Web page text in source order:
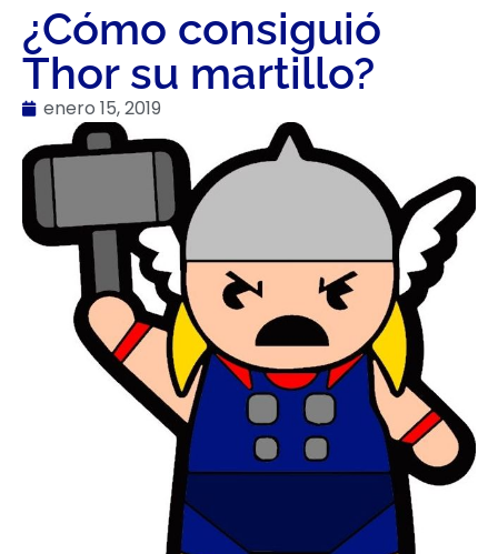
¿Cómo consiguió
Thor su martillo?
enero 15, 2019